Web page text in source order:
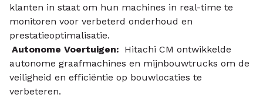
klanten in staat om hun machines in real-time te
monitoren voor verbeterd onderhoud en
prestatieoptimalisatie.
Autonome Voertuigen: Hitachi CM ontwikkelde
autonome graafmachines en mijnbouwtrucks om de
veiligheid en efficiëntie op bouwlocaties te
verbeteren.